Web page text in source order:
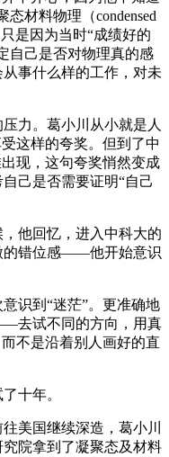
材料物理（condensed
只是因为当时“成绩好的
自己是否对物理真的感
事什么样的工作，对未
力。葛小川从小就是人
这样的夸奖。但到了中
现，这句夸奖悄然变成
己是否需要证明“自己
他回忆，进入中科大的
的错位感——他开始意识
识到“迷茫”。更准确地
去试不同的方向，用真
不是沿着别人画好的直
十年。
美国继续深造，葛小川
院拿到了凝聚态及材料